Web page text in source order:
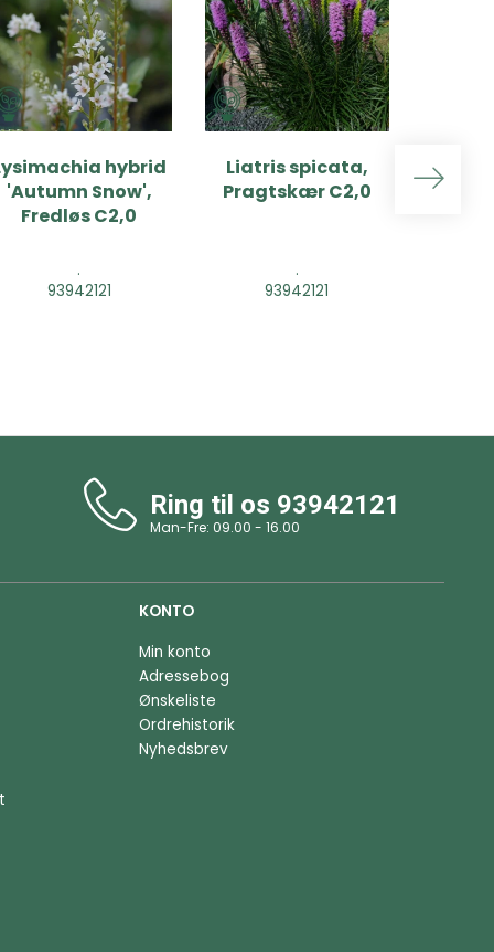
hybrid
'Autumn Snow',
Fredløs C2,0
.
93942121
Liatris spicata,
Pragtskær C2,0
.
93942121
Ring til os 93942121
Man-Fre: 09.00 - 16.00
KONTO
Min konto
Adressebog
Ønskeliste
Ordrehistorik
Nyhedsbrev